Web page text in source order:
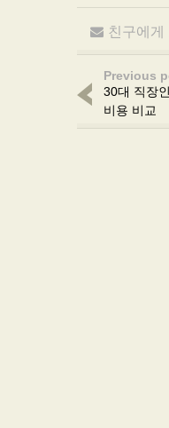
친구에게
Previous
30대 직장
비용 비교